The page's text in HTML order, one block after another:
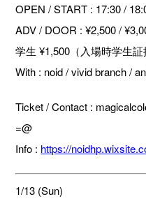
OPEN / START : 17:30 /
ADV / DOOR : ¥2,500 /
学生 ¥1,500（入場時学生証
With : noid / vivid branch /
Ticket / Contact :
=@
Info : https://
1/13 (Sun)